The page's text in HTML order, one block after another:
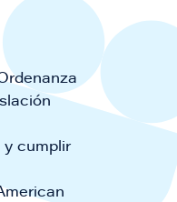
y cumplir